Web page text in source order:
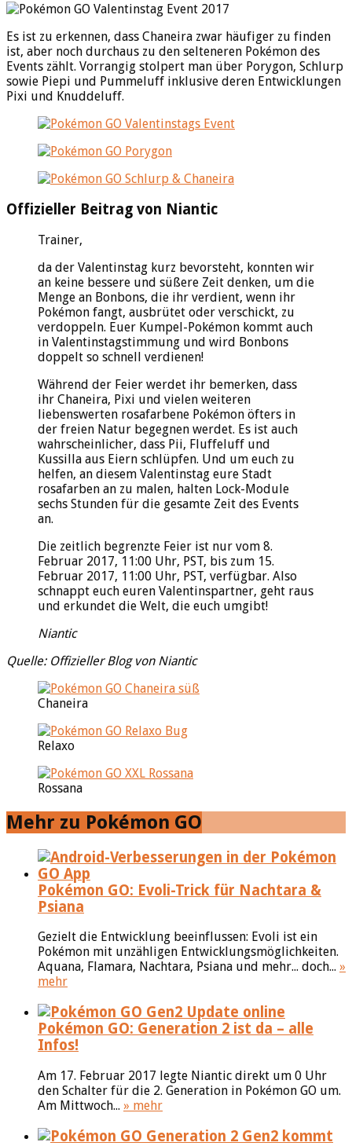
Es ist zu erkennen, dass Chaneira zwar häufiger zu finden
ist, aber noch durchaus zu den selteneren Pokémon des
Events zählt. Vorrangig stolpert man über Porygon, Schlurp
sowie Piepi und Pummeluff inklusive deren Entwicklungen
Pixi und Knuddeluff.
Offizieller Beitrag von Niantic
Trainer,
da der Valentinstag kurz bevorsteht, konnten wir
an keine bessere und süßere Zeit denken, um die
Menge an Bonbons, die ihr verdient, wenn ihr
Pokémon fangt, ausbrütet oder verschickt, zu
verdoppeln. Euer Kumpel-Pokémon kommt auch
in Valentinstagstimmung und wird Bonbons
doppelt so schnell verdienen!
Während der Feier werdet ihr bemerken, dass
ihr Chaneira, Pixi und vielen weiteren
liebenswerten rosafarbene Pokémon öfters in
der freien Natur begegnen werdet. Es ist auch
wahrscheinlicher, dass Pii, Fluffeluff und
Kussilla aus Eiern schlüpfen. Und um euch zu
helfen, an diesem Valentinstag eure Stadt
rosafarben an zu malen, halten Lock-Module
sechs Stunden für die gesamte Zeit des Events
an.
Die zeitlich begrenzte Feier ist nur vom 8.
Februar 2017, 11:00 Uhr, PST, bis zum 15.
Februar 2017, 11:00 Uhr, PST, verfügbar. Also
schnappt euch euren Valentinspartner, geht raus
und erkundet die Welt, die euch umgibt!
Niantic
Quelle: Offizieller Blog von Niantic
Chaneira
Relaxo
Rossana
Mehr zu Pokémon GO
Pokémon GO: Evoli-Trick für Nachtara &
Psiana
Gezielt die Entwicklung beeinflussen: Evoli ist ein
Pokémon mit unzähligen Entwicklungsmöglichkeiten.
Aquana, Flamara, Nachtara, Psiana und mehr... doch... »
mehr
Pokémon GO: Generation 2 ist da – alle
Infos!
Am 17. Februar 2017 legte Niantic direkt um 0 Uhr
den Schalter für die 2. Generation in Pokémon GO um.
Am Mittwoch... » mehr